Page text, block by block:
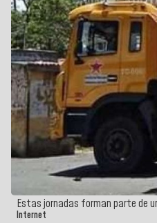
Estas jornadas forman parte de
Internet